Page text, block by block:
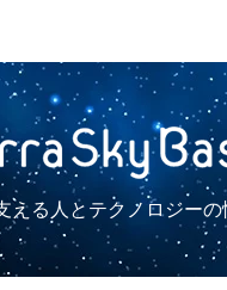
える人とテクノロジー